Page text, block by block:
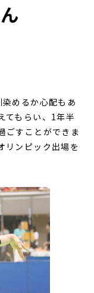
めるか心配もあ
てもらい、1年半
ごすことができま
リンピック出場を